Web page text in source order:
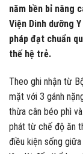
năm bền bỉ nâng
Viện Dinh dưỡng
pháp đạt chuẩn
thế hệ trẻ.
Theo ghi nhận từ
mặt với 3 gánh
thừa cân béo phì
phát từ chế độ ăn
điều kiện sống